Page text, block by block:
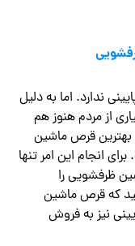
ندارد. اما به دلیل
از مردم هنوز هم
بهترین قرص ماشین
انجام این امر تنها
ظرفشویی را
که قرص ماشین
نیز به فروش